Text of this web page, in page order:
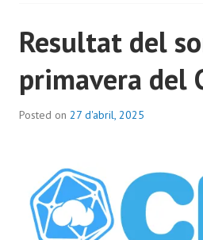
Resultat del
primavera del
Posted on 27 d'abril, 2025
a
i
d